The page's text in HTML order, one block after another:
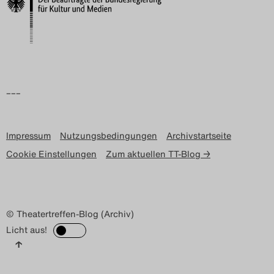
–––
Impressum Nutzungsbedingungen
Archivstartseite
Cookie Einstellungen
Zum aktuellen TT-Blog →
© Theatertreffen-Blog (Archiv)
Licht aus!
↑